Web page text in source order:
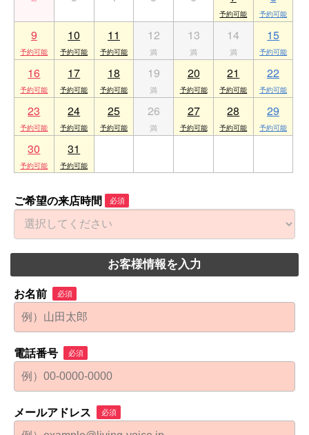
9 10 11 12 13 14 15
16 17 18 19 20 21 22
23 24 25 26 27 28 29
30 31
ご希望の来店時間 必須
お客様情報を入力
お名前 必須
電話番号 必須
メールアドレス 必須